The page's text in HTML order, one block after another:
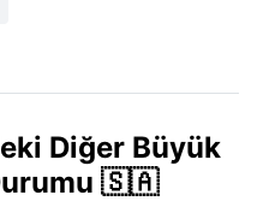
Diğer Büyük
🇸🇦